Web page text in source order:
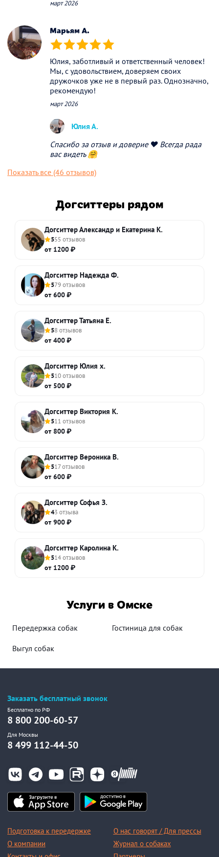
март 2026
Марьям А.
(*) (*) (*) (*) (*)
Юлия, заботливый и ответственный человек!
Мы, с удовольствием, доверяем своих
дружочков уже не в первый раз. Однозначно,
рекомендую!
март 2026
Юлия А.
Спасибо за отзыв и доверие ❤️ Всегда рада
вас видеть 🤗
Показать все (46 отзывов)
Догситтеры рядом
Догситтер Александр и Екатерина К.
555 отзывов
от 1200 ₽
Догситтер Надежда Ф.
579 отзывов
от 600 ₽
Догситтер Татьяна Е.
58 отзывов
от 400 ₽
Догситтер Юлия х.
510 отзывов
от 500 ₽
Догситтер Виктория К.
511 отзывов
от 800 ₽
Догситтер Вероника В.
517 отзывов
от 600 ₽
Догситтер Софья З.
43 отзыва
от 900 ₽
Догситтер Каролина К.
514 отзывов
от 1200 ₽
Услуги в Омске
Передержка собак Гостиница для собак
Выгул собак
Заказать бесплатный звонок
Бесплатно по РФ
8 800 200-60-57
Для Москвы
8 499 112-44-50
Подготовка к передержке
О компании
О нас говорят / Для прессы
Журнал о собаках